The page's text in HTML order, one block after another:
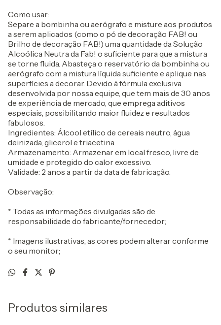
Como usar:
Separe a bombinha ou aerógrafo e misture aos produtos
a serem aplicados (como o pó de decoração FAB! ou
Brilho de decoração FAB!) uma quantidade da Solução
Alcoólica Neutra da Fab! o suficiente para que a mistura
se torne fluida. Abasteça o reservatório da bombinha ou
aerógrafo com a mistura líquida suficiente e aplique nas
superfícies a decorar. Devido à fórmula exclusiva
desenvolvida por nossa equipe, que tem mais de 30 anos
de experiência de mercado, que emprega aditivos
especiais, possibilitando maior fluidez e resultados
fabulosos.
Ingredientes: Álcool etílico de cereais neutro, água
deinizada, glicerol e triacetina.
Armazenamento: Armazenar em local fresco, livre de
umidade e protegido do calor excessivo.
Validade: 2 anos a partir da data de fabricação.
Observação:
* Todas as informações divulgadas são de
responsabilidade do fabricante/fornecedor;
* Imagens ilustrativas, as cores podem alterar conforme
o seu monitor;
Produtos similares